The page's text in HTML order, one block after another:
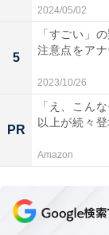
軽に相談がし
になりがちだ
また、「孤独
事ぶりが見え
29.0％に昇り、
いたメリット
ている人が多い
テレワークと
2024/05/02
5
「すごい」
注意点をア
2023/10/26
PR
「え、こん
以上が続々
Amazon